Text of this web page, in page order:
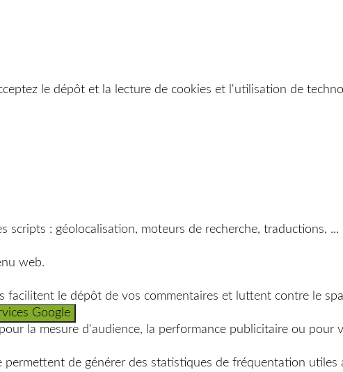
le dépôt et la lecture de cookies et l'utilisation de
scripts : géolocalisation, moteurs de recherche, traductions, ...
web.
facilitent le dépôt de vos commentaires et luttent contre le
Google
la mesure d'audience, la performance publicitaire ou pour
permettent de générer des statistiques de fréquentation